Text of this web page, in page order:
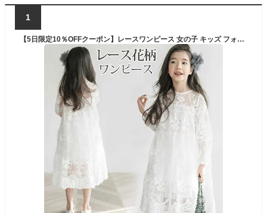
1
【5日限定10％OFFクーポン】レースワンピース 女の子 キッズ フォーマル ワンピース ホワイト 花柄 総レース 子供 子供服 白 ワンピース ロング サマードレス 半袖 長袖 膝下 マキシ プリンセス 小学生 ピアノ 発表会 結婚式 卒業式 入学式 ウェディング 七五三 お出かけ